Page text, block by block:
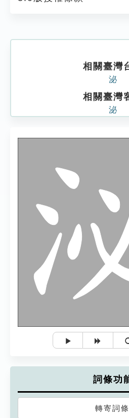
相關臺灣
泌
相關臺灣
泌
詞條功
轉寄詞條